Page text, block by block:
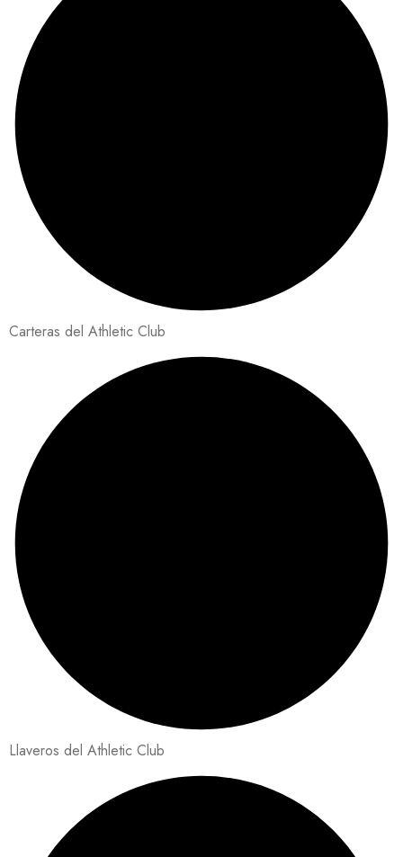
Carteras del Athletic Club
Llaveros del Athletic Club